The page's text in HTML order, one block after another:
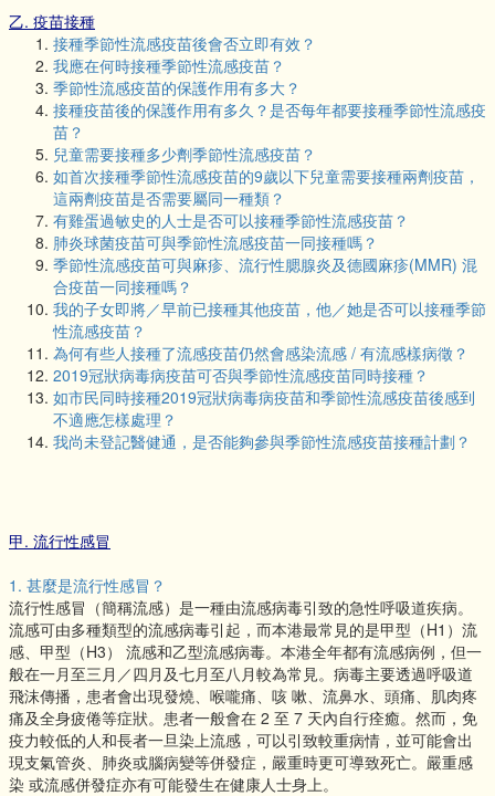
乙. 疫苗接種
接種季節性流感疫苗後會否立即有效？
我應在何時接種季節性流感疫苗？
季節性流感疫苗的保護作用有多大？
接種疫苗後的保護作用有多久？是否每年都要接種季節性流感疫
苗？
兒童需要接種多少劑季節性流感疫苗？
如首次接種季節性流感疫苗的9歲以下兒童需要接種兩劑疫苗，
這兩劑疫苗是否需要屬同一種類？
有雞蛋過敏史的人士是否可以接種季節性流感疫苗？
肺炎球菌疫苗可與季節性流感疫苗一同接種嗎？
季節性流感疫苗可與麻疹、流行性腮腺炎及德國麻疹(MMR) 混
合疫苗一同接種嗎？
我的子女即將／早前已接種其他疫苗，他／她是否可以接種季節
性流感疫苗？
為何有些人接種了流感疫苗仍然會感染流感 / 有流感樣病徵？
2019冠狀病毒病疫苗可否與季節性流感疫苗同時接種？
如市民同時接種2019冠狀病毒病疫苗和季節性流感疫苗後感到
不適應怎樣處理？
我尚未登記醫健通，是否能夠參與季節性流感疫苗接種計劃？
甲. 流行性感冒
1. 甚麼是流行性感冒？
流行性感冒（簡稱流感）是一種由流感病毒引致的急性呼吸道疾病。
流感可由多種類型的流感病毒引起，而本港最常見的是甲型（H1）流
感、甲型（H3） 流感和乙型流感病毒。本港全年都有流感病例，但一
般在一月至三月／四月及七月至八月較為常見。病毒主要透過呼吸道
飛沫傳播，患者會出現發燒、喉嚨痛、咳 嗽、流鼻水、頭痛、肌肉疼
痛及全身疲倦等症狀。患者一般會在 2 至 7 天內自行痊癒。然而，免
疫力較低的人和長者一旦染上流感，可以引致較重病情，並可能會出
現支氣管炎、肺炎或腦病變等併發症，嚴重時更可導致死亡。嚴重感
染 或流感併發症亦有可能發生在健康人士身上。